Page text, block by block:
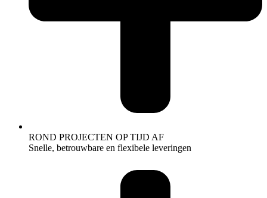
ROND PROJECTEN OP TIJD AF
Snelle, betrouwbare en flexibele leveringen